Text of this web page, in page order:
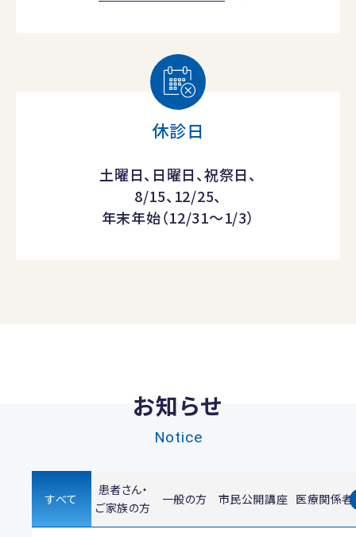
休診日
土曜日、日曜日、祝祭日、
8/15、12/25、
年末年始（12/31～1/3）
お知らせ
Notice
すべて
患者さん・
ご家族の方
一般の方 市民公開講座 医療関係